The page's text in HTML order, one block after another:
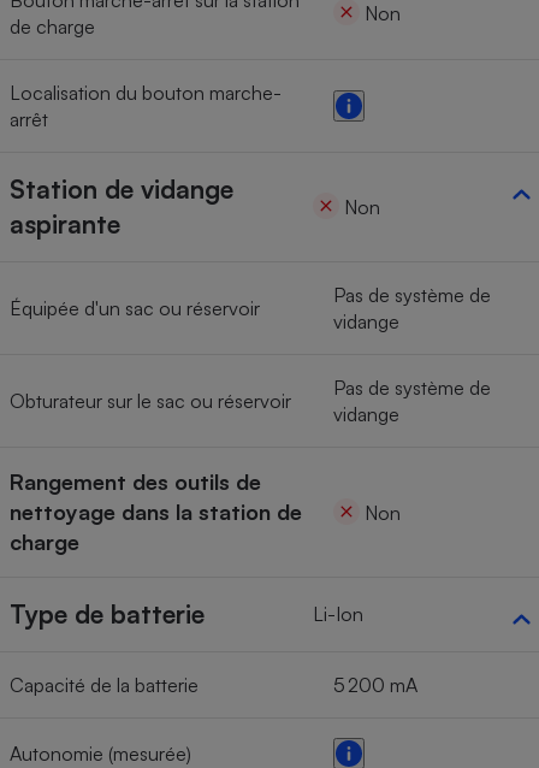
de charge
Non
Localisation du bouton marche-
arrêt
Station de vidange
aspirante
Non
Équipée d'un sac ou réservoir
Pas de système de
vidange
Obturateur sur le sac ou réservoir
Pas de système de
vidange
Rangement des outils de
nettoyage dans la station de
charge
Non
Type de batterie Li-Ion
Capacité de la batterie 5 200 mA
Autonomie (mesurée)